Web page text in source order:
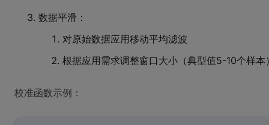
数据平滑：
对原始数据应用移动平均滤波
根据应用需求调整窗口大小（典型值5-10个样本
校准函数示例：